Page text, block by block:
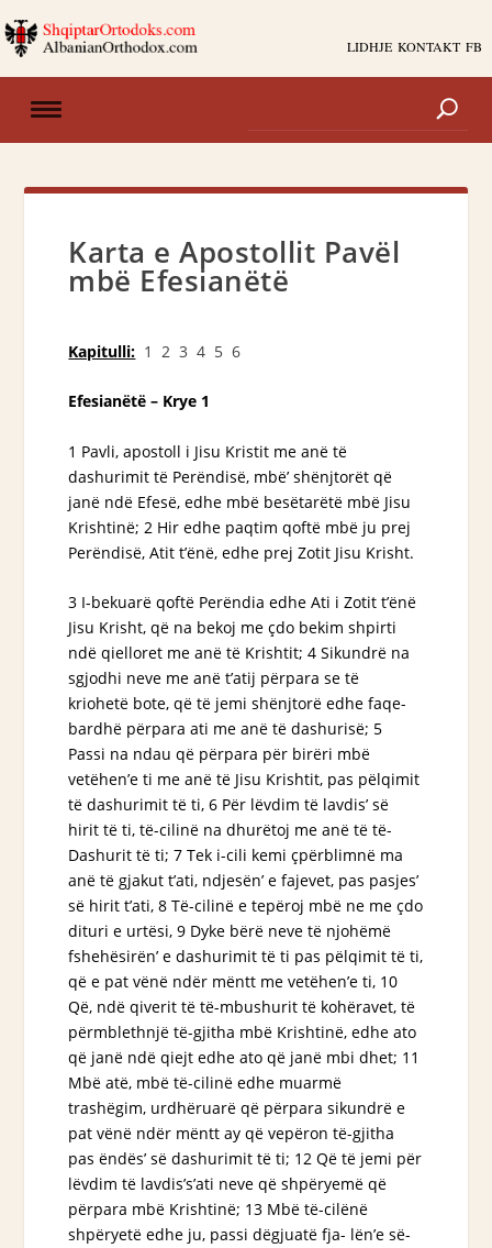
LIDHJE KONTAKT FB
Karta e Apostollit Pavël
mbë Efesianëtë
Kapitulli: 1 2 3 4 5 6
Efesianëtë – Krye 1
1 Pavli, apostoll i Jisu Kristit me anë të
dashurimit të Perëndisë, mbë’ shënjtorët që
janë ndë Efesë, edhe mbë besëtarëtë mbë Jisu
Krishtinë; 2 Hir edhe paqtimqoftë mbë ju prej
Perëndisë, Atit t’ënë, edhe prej Zotit Jisu Krisht.
3 I-bekuarëqoftë Perëndia edhe Ati i Zotit t’ënë
Jisu Krisht, që na bekoj me çdo bekim shpirti
ndë qielloret me anë të Krishtit; 4 Sikundrë na
sgjodhi neve me anë t’atij përpara se të
kriohetë bote, që të jemi shënjtorë edhe faqe-
bardhë përpara ati me anë të dashurisë; 5
Passi na ndau që përpara për birëri mbë
vetëhen’e ti me anë të Jisu Krishtit, pas pëlqimit
të dashurimit të ti, 6 Për lëvdim të lavdis’ së
hirit të ti, të-cilinë na dhurëtoj me anë të të-
Dashurittë ti; 7 Tek i-cili kemi çpërblimnë ma
anë të gjakut t’ati, ndjesën’ e fajevet, pas pasjes’
së hirit t’ati, 8 Të-cilinë e tepëroj mbë ne me çdo
dituri e urtësi, 9 Dyke bërë neve të njohëmë
fshehësirën’ e dashurimit të ti pas pëlqimit të ti,
që e pat vënë ndër mëntt me vetëhen’e ti, 10
Që, ndë qiverit të të-mbushurit të kohëravet, të
përmblethnjë të-gjitha mbë Krishtinë, edhe ato
që janë ndë qiejt edhe atoqë janë mbi dhet; 11
Mbë atë, mbë të-cilinë edhe muarmë
trashëgim, urdhëruarë që përpara sikundrë e
pat vënë ndër mëntt ay që vepëron të-gjitha
pas ëndës’ së dashurimit të ti; 12 Që të jemi për
lëvdim të lavdis’s’ati neve që shpëryemë që
përpara mbë Krishtinë; 13 Mbë të-cilënë
shpëryetë edhe ju, passi dëgjuatë fja- lën’e së-